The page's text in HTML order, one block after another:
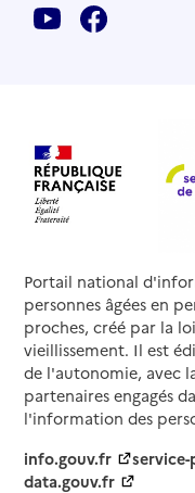
Portail national
personnes âgées en
proches, créé par la
vieillissement. Il est
de l'autonomie, avec
partenaires engagés
l'information des
info.gouv.fr
data.gouv.fr